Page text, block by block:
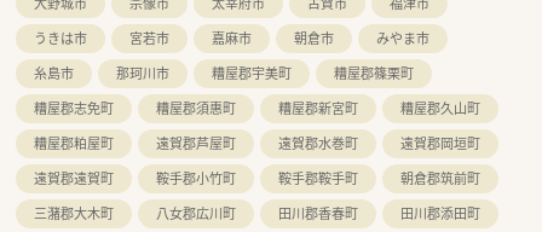
うきは市
宮若市 嘉麻市 朝倉市
みやま市
糸島市
那珂川市 糟屋郡宇美町
糟屋郡篠栗町
糟屋郡志免町
糟屋郡須惠町 糟屋郡新宮町
糟屋郡久山町
糟屋郡粕屋町
遠賀郡芦屋町 遠賀郡水巻町
遠賀郡岡垣町
遠賀郡遠賀町
鞍手郡小竹町 鞍手郡鞍手町
朝倉郡筑前町
三潴郡大木町
八女郡広川町 田川郡香春町
田川郡添田町